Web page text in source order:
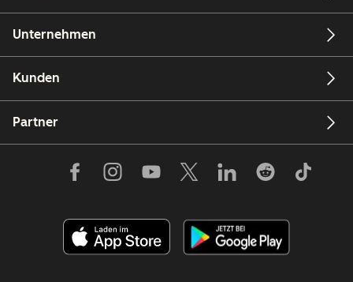
Unternehmen
Kunden
Partner